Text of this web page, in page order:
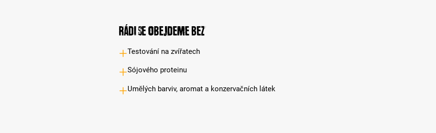
Rádi se obejdeme bez
Testování na zvířatech
Sójového proteinu
Umělých barviv, aromat a konzervačních látek